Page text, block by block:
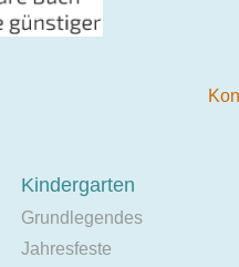
Kindergarten
Grundlegendes
Jahresfeste